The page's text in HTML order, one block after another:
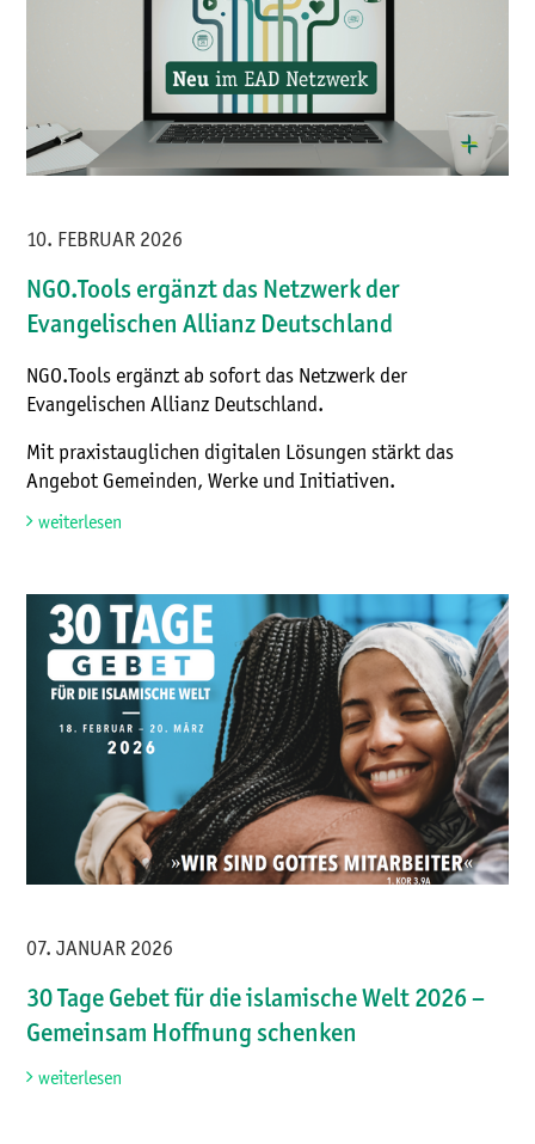
10. FEBRUAR 2026
NGO.Tools ergänzt das Netzwerk der
Evangelischen Allianz Deutschland
NGO.Tools ergänzt ab sofort das Netzwerk der
Evangelischen Allianz Deutschland.
Mit praxistauglichen digitalen Lösungen stärkt das
Angebot Gemeinden, Werke und Initiativen.
weiterlesen
07. JANUAR 2026
30 Tage Gebet für die islamische Welt 2026 –
Gemeinsam Hoffnung schenken
weiterlesen